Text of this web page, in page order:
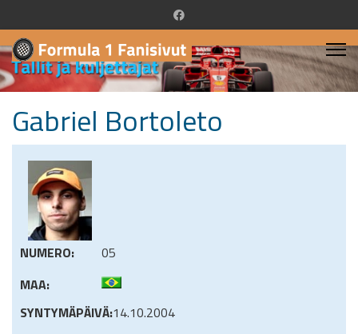
Gabriel Bortoleto
NUMERO:
05
MAA:
SYNTYMÄPÄIVÄ:14.10.2004